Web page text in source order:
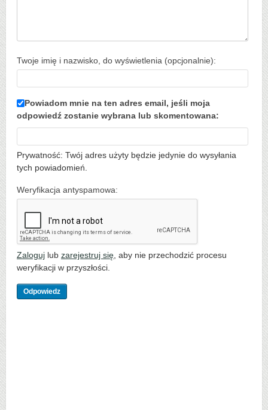
Twoje imię i nazwisko, do wyświetlenia (opcjonalnie):
Powiadom mnie na ten adres email, jeśli moja
odpowiedź zostanie wybrana lub skomentowana:
Prywatność: Twój adres użyty będzie jedynie do wysyłania
tych powiadomień.
Weryfikacja antyspamowa:
Zaloguj lub zarejestruj się , aby nie przechodzić procesu
weryfikacji w przyszłości.